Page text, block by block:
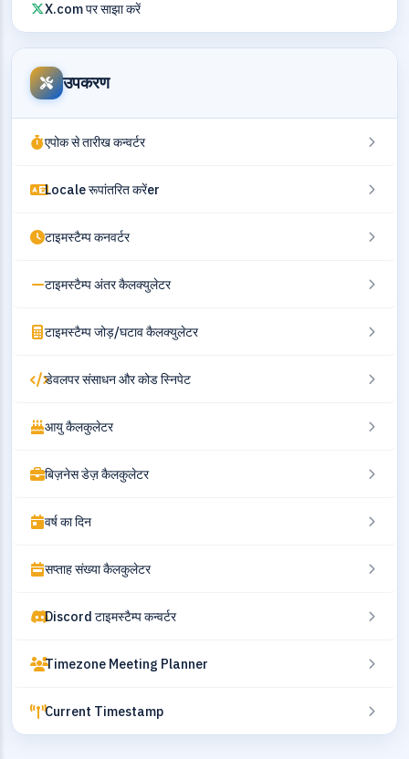
X.com पर साझा करें
उपकरण
एपोक से तारीख कन्वर्टर
Locale रूपांतरित करेंer
टाइमस्टैम्प कनवर्टर
टाइमस्टैम्प अंतर कैलक्युलेटर
टाइमस्टैम्प जोड़/घटाव कैलक्युलेटर
डेवलपर संसाधन और कोड स्निपेट
आयु कैलकुलेटर
बिज़नेस डेज़ कैलकुलेटर
वर्ष का दिन
सप्ताह संख्या कैलकुलेटर
Discord टाइमस्टैम्प कन्वर्टर
Timezone Meeting Planner
Current Timestamp